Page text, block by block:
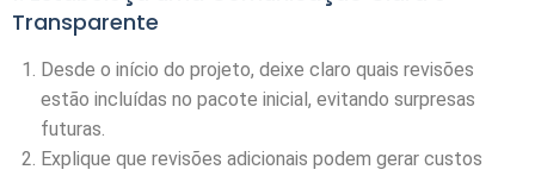
Transparente
Desde o início do projeto, deixe claro quais revisões
estão incluídas no pacote inicial, evitando surpresas
futuras.
Explique que revisões adicionais podem gerar custos